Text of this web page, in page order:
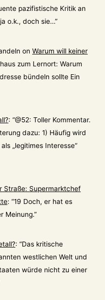
pazifistische Kritik an
o.k., doch sie…”
on Warum will keiner
zum Lernort: Warum
bündeln sollte Ein
: “@52: Toller Kommentar.
dazu: 1) Häufig wird
„legitimes Interesse“
Straße: Supermarktchef
: “19 Doch, er hat es
Meinung.”
: “Das kritische
westlichen Welt und
würde nicht zu einer